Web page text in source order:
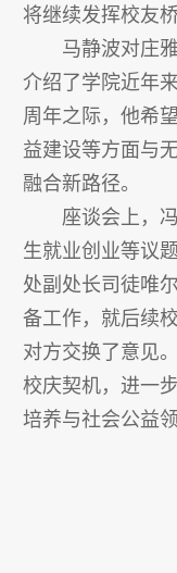
将继续发挥校友
马静波对庄
介绍了学院近年
周年之际，他希
益建设等方面与
融合新路径。
座谈会上，
生就业创业等议
处副处长司徒唯
备工作，就后续
对方交换了意见
校庆契机，进一
培养与社会公益